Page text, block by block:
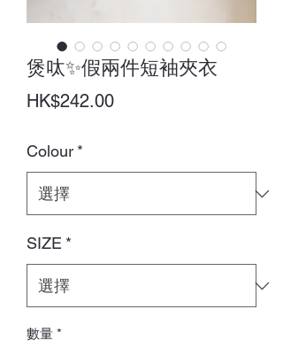
煲呔✨假兩件短袖夾衣
HK$242.00價
Colour *
SIZE *
數量 *